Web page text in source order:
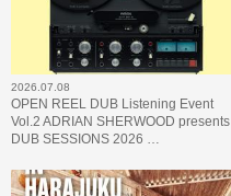
2026.07.08
OPEN REEL DUB Listening Event
Vol.2 ADRIAN SHERWOOD presents
DUB SESSIONS 2026 …